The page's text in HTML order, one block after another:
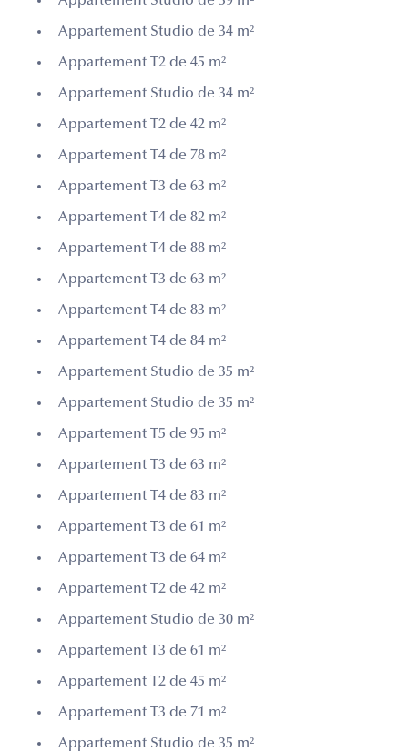
Appartement Studio de 34 m²
Appartement T2 de 45 m²
Appartement Studio de 34 m²
Appartement T2 de 42 m²
Appartement T4 de 78 m²
Appartement T3 de 63 m²
Appartement T4 de 82 m²
Appartement T4 de 88 m²
Appartement T3 de 63 m²
Appartement T4 de 83 m²
Appartement T4 de 84 m²
Appartement Studio de 35 m²
Appartement Studio de 35 m²
Appartement T5 de 95 m²
Appartement T3 de 63 m²
Appartement T4 de 83 m²
Appartement T3 de 61 m²
Appartement T3 de 64 m²
Appartement T2 de 42 m²
Appartement Studio de 30 m²
Appartement T3 de 61 m²
Appartement T2 de 45 m²
Appartement T3 de 71 m²
Appartement Studio de 35 m²